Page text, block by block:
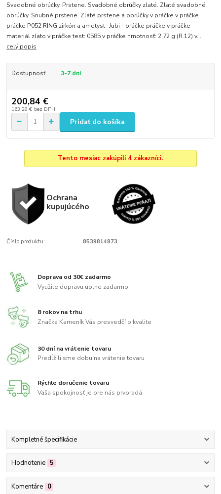
Svadobné obrúčky. Prstene. Svadobné obrúčky zlaté. Zlaté svadobné
obrúčky. Snubné prstene. Zlaté prstene a obrúčky v práčke v práčke
práčke P052 RING zirkón a ametyst -Jubi - práčke práčke v práčke
materiál zlato v práčke test: 0585 v práčke hmotnosť: 2,72 g (R.12) v...
celý popis
Dostupnosť 3-7 dní
200,84 €
163,28 € bez DPH
Pridať do košíka
Tento mesiac zakúpili 4 zákazníci.
Ochrana
kupujúcého
Číslo produktu: 8539814873
Doprava od 30€ zadarmo
Využite dopravu úplne zadarmo
8 rokov na trhu
Značka Kameník Vás presvedčí o kvalite
30 dní na vrátenie tovaru
Predĺžili sme dobu na vrátenie tovaru
Rýchle doručenie tovaru
Vaša spokojnosť je pre nás prvoradá
Kompletné špecifikácie
Hodnotenie 5
Komentáre 0